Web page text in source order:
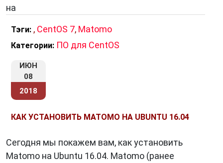
на
Тэги: , CentOS 7, Matomo
Категории: ПО для CentOS
ИЮН
08
2018
КАК УСТАНОВИТЬ MATOMO НА UBUNTU 16.04
Сегодня мы покажем вам, как установить
Matomo на Ubuntu 16.04. Matomo (ранее